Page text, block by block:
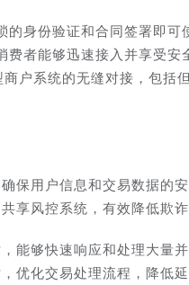
身份验证和合同签署即可
者能够迅速接入并享受安
户系统的无缝对接，包括
保用户信息和交易数据的
享风控系统，有效降低欺诈
能够快速响应和处理大量
优化交易处理流程，降低延